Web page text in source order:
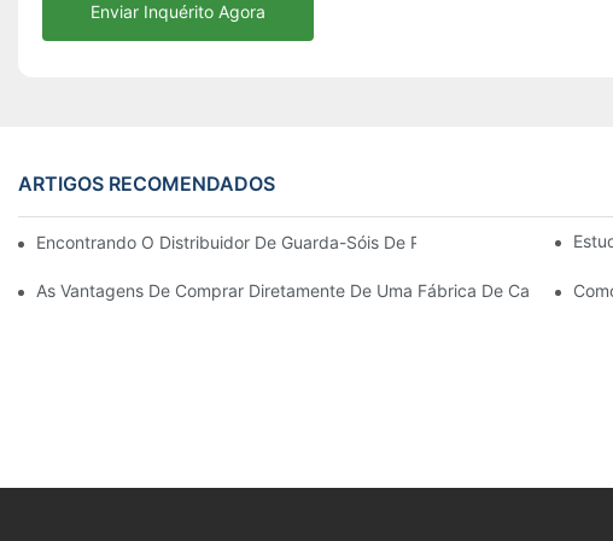
Enviar Inquérito Agora
ARTIGOS RECOMENDADOS
Encontrando O Distribuidor De Guarda-Sóis De Praia Ideal Para As
As Vantagens De Comprar Diretamente De Uma Fábrica De Cadeiras De